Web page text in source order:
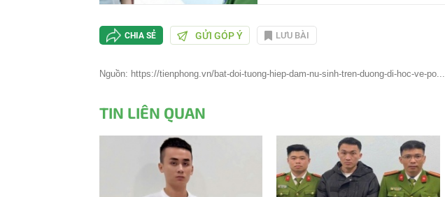
CHIA SẺ GỬI GÓP Ý LƯU BÀI
Nguồn: https://tienphong.vn/bat-doi-tuong-hiep-dam-nu-sinh-tren-duong-di-hoc-ve-po...
TIN LIÊN QUAN